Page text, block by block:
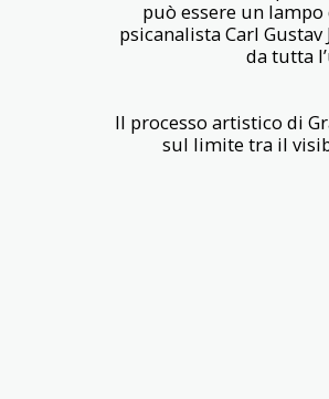
può essere un lampo
psicanalista Carl
da tutta
Il processo artistico di
sul limite tra il